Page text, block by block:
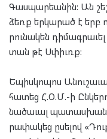
Գաս­պար­եա­նին: Ան
ձեռք եր­կա­րած է երբ
րու­նա­կեն
տան թէ Սփիւռք:
Եպիս­կո­պոս
հա­տեց Հ.Օ.Մ.-ի
նա­ծա­ւալ
րա­փա­կեց ըսե­լով